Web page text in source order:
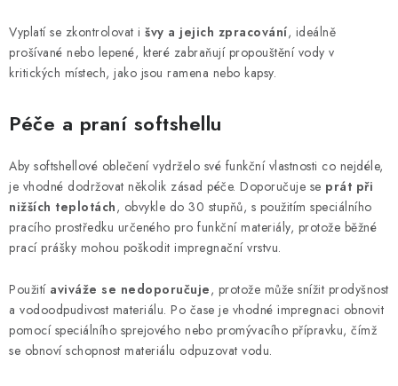
Vyplatí se zkontrolovat i švy a jejich zpracování, ideálně
prošívané nebo lepené, které zabraňují propouštění vody v
kritických místech, jako jsou ramena nebo kapsy.
Péče a praní softshellu
Aby softshellové oblečení vydrželo své funkční vlastnosti co nejdéle,
je vhodné dodržovat několik zásad péče. Doporučuje se prát při
nižších teplotách, obvykle do 30 stupňů, s použitím speciálního
pracího prostředku určeného pro funkční materiály, protože běžné
prací prášky mohou poškodit impregnační vrstvu.
Použití aviváže se nedoporučuje, protože může snížit prodyšnost
a vodoodpudivost materiálu. Po čase je vhodné impregnaci obnovit
pomocí speciálního sprejového nebo promývacího přípravku, čímž
se obnoví schopnost materiálu odpuzovat vodu.